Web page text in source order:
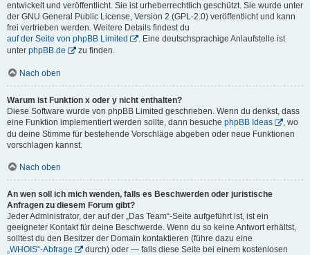
entwickelt und veröffentlicht. Sie ist urheberrechtlich geschützt. Sie wurde unter
der GNU General Public License, Version 2 (GPL-2.0) veröffentlicht und kann
frei vertrieben werden. Weitere Details findest du
auf der Seite von phpBB Limited
. Eine deutschsprachige Anlaufstelle ist
unter phpBB.de zu finden.
Nach oben
Warum ist Funktion x oder y nicht enthalten?
Diese Software wurde von phpBB Limited geschrieben. Wenn du denkst, dass
eine Funktion implementiert werden sollte, dann besuche phpBB Ideas
, wo
du deine Stimme für bestehende Vorschläge abgeben oder neue Funktionen
vorschlagen kannst.
Nach oben
An wen soll ich mich wenden, falls es Beschwerden oder juristische
Anfragen zu diesem Forum gibt?
Jeder Administrator, der auf der „Das Team“-Seite aufgeführt ist, ist ein
geeigneter Kontakt für deine Beschwerde. Wenn du so keine Antwort erhältst,
solltest du den Besitzer der Domain kontaktieren (führe dazu eine
„WHOIS“-Abfrage
durch) oder — falls diese Seite bei einem kostenlosen